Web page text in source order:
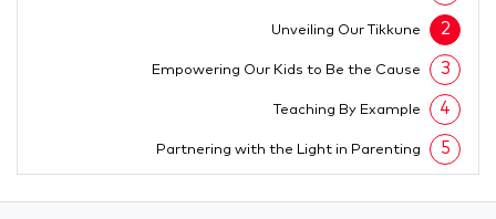
2
Unveiling Our Tikkune
3
Empowering Our Kids to Be the Cause
4
Teaching By Example
5
Partnering with the Light in Parenting